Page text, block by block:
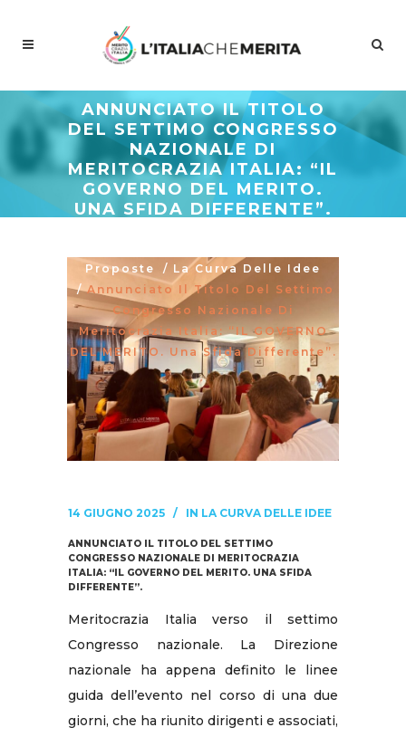
ANNUNCIATO IL TITOLO
DEL SETTIMO CONGRESSO
NAZIONALE DI
MERITOCRAZIA ITALIA: “IL
GOVERNO DEL MERITO.
UNA SFIDA DIFFERENTE”.
Proposte
/ La Curva Delle Idee
/Annunciato Il Titolo Del Settimo
Congresso Nazionale Di
Meritocrazia Italia: “IL GOVERNO
DEL MERITO. Una Sfida Differente”.
14 GIUGNO 2025 IN LA CURVA DELLE IDEE
ANNUNCIATO IL TITOLO DEL SETTIMO
CONGRESSO NAZIONALE DI MERITOCRAZIA
ITALIA: “IL GOVERNO DEL MERITO. UNA SFIDA
DIFFERENTE”.
Meritocrazia Italia verso il settimo
Congresso nazionale. La Direzione
nazionale ha appena definito le linee
guida dell’evento nel corso di una due
giorni, che ha riunito dirigenti e associati,